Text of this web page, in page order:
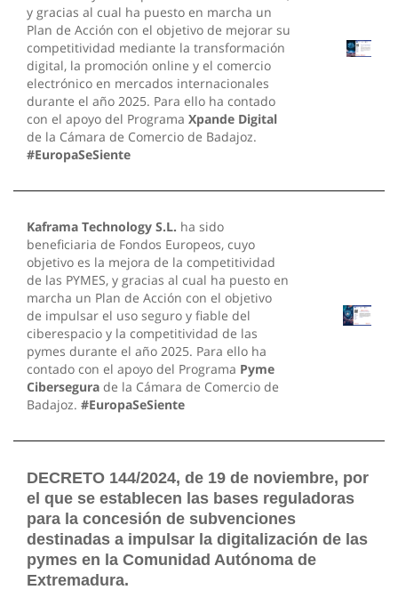
y gracias al cual ha puesto en marcha un
Plan de Acción con el objetivo de mejorar su
competitividad mediante la transformación
digital, la promoción online y el comercio
electrónico en mercados internacionales
durante el año 2025. Para ello ha contado
con el apoyo del Programa Xpande Digital
de la Cámara de Comercio de Badajoz.
#EuropaSeSiente
Kaframa Technology S.L. ha sido
beneficiaria de Fondos Europeos, cuyo
objetivo es la mejora de la competitividad
de las PYMES, y gracias al cual ha puesto en
marcha un Plan de Acción con el objetivo
de impulsar el uso seguro y fiable del
ciberespacio y la competitividad de las
pymes durante el año 2025. Para ello ha
contado con el apoyo del Programa Pyme
Cibersegura de la Cámara de Comercio de
Badajoz. #EuropaSeSiente
DECRETO 144/2024, de 19 de noviembre, por
el que se establecen las bases reguladoras
para la concesión de subvenciones
destinadas a impulsar la digitalización de las
pymes en la Comunidad Autónoma de
Extremadura.